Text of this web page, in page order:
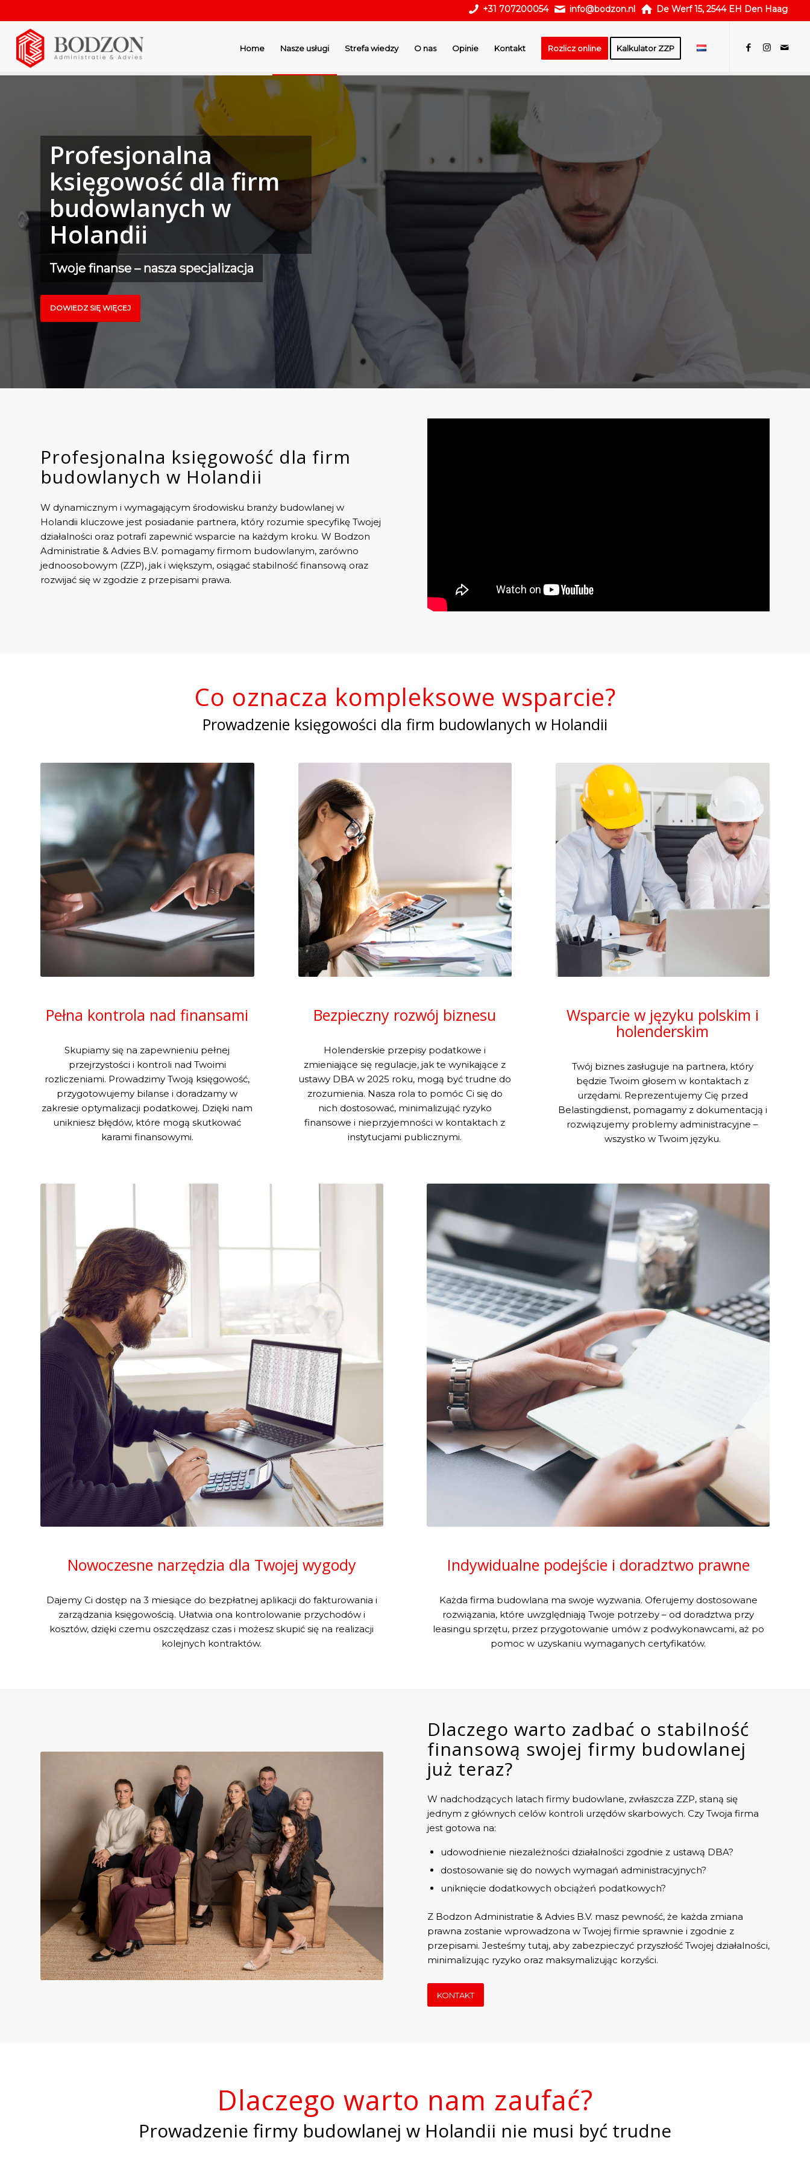
+31 707200054 info@bodzon.nl De Werf 15, 2544 EH Den Haag
Home Nasze usługi Strefa wiedzy O nas Opinie Kontakt Rozlicz online Kalkulator ZZP
Profesjonalna
księgowość dla firm
budowlanych w
Holandii
Twoje finanse – nasza specjalizacja
DOWIEDZ SIĘ WIĘCEJ
Profesjonalna księgowość dla firm
budowlanych w Holandii
W dynamicznym i wymagającym środowisku branży budowlanej w
Holandii kluczowe jest posiadanie partnera, który rozumie specyfikę Twojej
działalności oraz potrafi zapewnić wsparcie na każdym kroku. W Bodzon
Administratie & Advies B.V. pomagamy firmom budowlanym, zarówno
jednoosobowym (ZZP), jak i większym, osiągać stabilność finansową oraz
rozwijać się w zgodzie z przepisami prawa.
Co oznacza kompleksowe wsparcie?
Prowadzenie księgowości dla firm budowlanych w Holandii
Pełna kontrola nad finansami
Skupiamy się na zapewnieniu pełnej
przejrzystości i kontroli nad Twoimi
rozliczeniami. Prowadzimy Twoją księgowość,
przygotowujemy bilanse i doradzamy w
zakresie optymalizacji podatkowej. Dzięki nam
unikniesz błędów, które mogą skutkować
karami finansowymi.
Bezpieczny rozwój biznesu
Holenderskie przepisy podatkowe i
zmieniające się regulacje, jak te wynikające z
ustawy DBA w 2025 roku, mogą być trudne do
zrozumienia. Nasza rola to pomóc Ci się do
nich dostosować, minimalizująć ryzyko
finansowe i nieprzyjemności w kontaktach z
instytucjami publicznymi.
Wsparcie w języku polskim i
holenderskim
Twój biznes zasługuje na partnera, który
będzie Twoim głosem w kontaktach z
urzędami. Reprezentujemy Cię przed
Belastingdienst, pomagamy z dokumentacją i
rozwiązujemy problemy administracyjne –
wszystko w Twoim języku.
Nowoczesne narzędzia dla Twojej wygody
Dajemy Ci dostęp na 3 miesiące do bezpłatnej aplikacji do fakturowania i
zarządzania księgowością. Ułatwia ona kontrolowanie przychodów i
kosztów, dzięki czemu oszczędzasz czas i możesz skupić się na realizacji
kolejnych kontraktów.
Indywidualne podejście i doradztwo prawne
Każda firma budowlana ma swoje wyzwania. Oferujemy dostosowane
rozwiązania, które uwzględniają Twoje potrzeby – od doradztwa przy
leasingu sprzętu, przez przygotowanie umów z podwykonawcami, aż po
pomoc w uzyskaniu wymaganych certyfikatów.
Dlaczego warto zadbać o stabilność
finansową swojej firmy budowlanej
już teraz?
W nadchodzących latach firmy budowlane, zwłaszcza ZZP, staną się
jednym z głównych celów kontroli urzędów skarbowych. Czy Twoja firma
jest gotowa na:
udowodnienie niezależności działalności zgodnie z ustawą DBA?
dostosowanie się do nowych wymagań administracyjnych?
uniknięcie dodatkowych obciążeń podatkowych?
Z Bodzon Administratie & Advies B.V. masz pewność, że każda zmiana
prawna zostanie wprowadzona w Twojej firmie sprawnie i zgodnie z
przepisami. Jesteśmy tutaj, aby zabezpieczyć przyszłość Twojej działalności,
minimalizując ryzyko oraz maksymalizując korzyści.
KONTAKT
Dlaczego warto nam zaufać?
Prowadzenie firmy budowlanej w Holandii nie musi być trudne